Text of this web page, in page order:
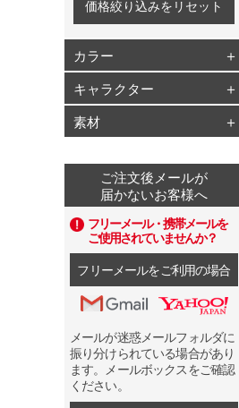
価格絞り込みをリセット
カラー
キャラクター
素材
ご注文後メールが
届かないお客様へ
フリーメール・携帯メールを
ご使用されていませんか？
フリーメールをご利用の場合
メールが迷惑メールフォルダに
振り分けられている場合があり
ます。メールボックスをご確認
ください。